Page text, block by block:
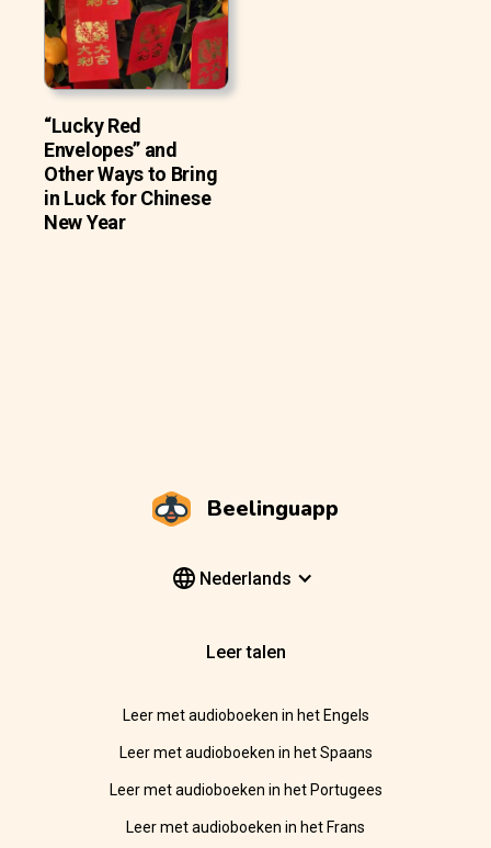
“Lucky Red
Envelopes” and
Other Ways to Bring
in Luck for Chinese
New Year
Beelinguapp
Nederlands
Leer talen
Leer met audioboeken in het Engels
Leer met audioboeken in het Spaans
Leer met audioboeken in het Portugees
Leer met audioboeken in het Frans